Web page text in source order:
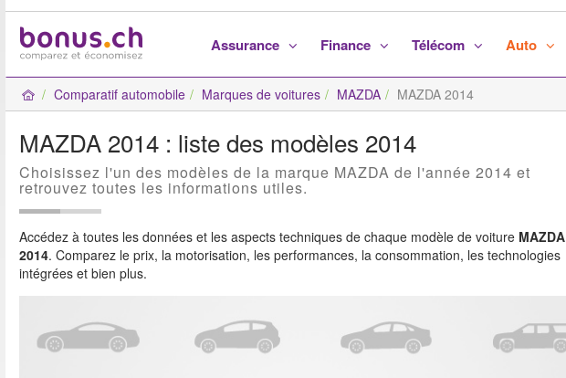
Assurance Finance Télécom Auto
Comparatif automobile Marques de voitures MAZDA MAZDA 2014
MAZDA 2014 : liste des modèles 2014
Choisissez l'un des modèles de la marque MAZDA de l'année 2014 et
retrouvez toutes les informations utiles.
Accédez à toutes les données et les aspects techniques de chaque modèle de voiture MAZDA
2014. Comparez le prix, la motorisation, les performances, la consommation, les technologies
intégrées et bien plus.